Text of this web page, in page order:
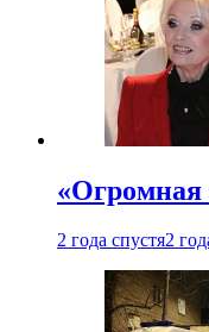
«Огромная
2 года спустя2